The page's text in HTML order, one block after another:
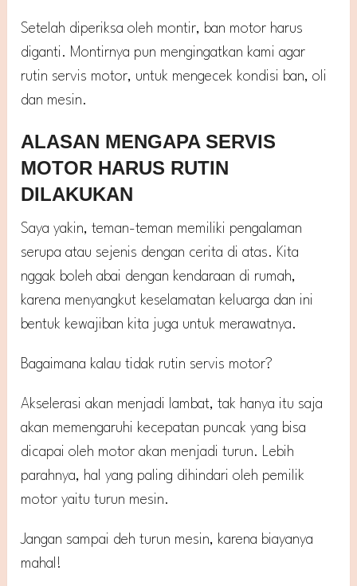
Setelah diperiksa oleh montir, ban motor harus
diganti. Montirnya pun mengingatkan kami agar
rutin servis motor, untuk mengecek kondisi ban, oli
dan mesin.
ALASAN MENGAPA SERVIS
MOTOR HARUS RUTIN
DILAKUKAN
Saya yakin, teman-teman memiliki pengalaman
serupa atau sejenis dengan cerita di atas. Kita
nggak boleh abai dengan kendaraan di rumah,
karena menyangkut keselamatan keluarga dan ini
bentuk kewajiban kita juga untuk merawatnya.
Bagaimana kalau tidak rutin servis motor?
Akselerasi akan menjadi lambat, tak hanya itu saja
akan memengaruhi kecepatan puncak yang bisa
dicapai oleh motor akan menjadi turun. Lebih
parahnya, hal yang paling dihindari oleh pemilik
motor yaitu turun mesin.
Jangan sampai deh turun mesin, karena biayanya
mahal!